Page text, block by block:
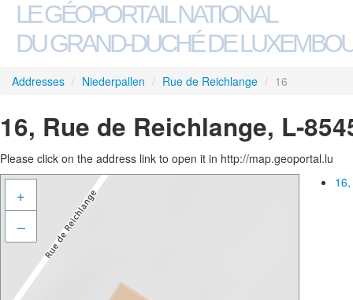
LE GÉOPORTAIL NATIONAL
DU GRAND-DUCHÉ DE
Addresses / Niederpallen / Rue de Reichlange / 16
16, Rue de Reichlange, L-
Please click on the address link to open it in http://map.geoportal.lu
+
–